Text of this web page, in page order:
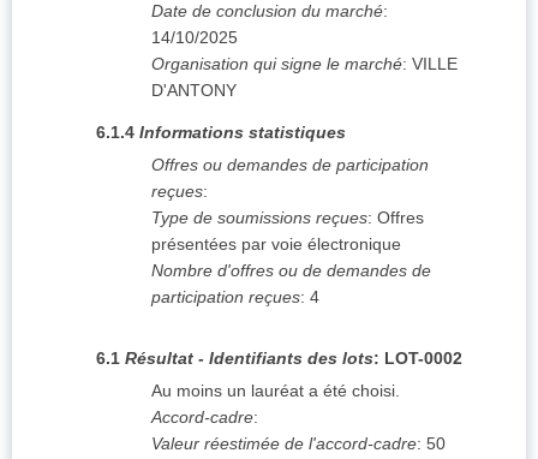
Date de conclusion du marché:
14/10/2025
Organisation qui signe le marché: VILLE
D'ANTONY
6.1.4 Informations statistiques
Offres ou demandes de participation
reçues:
Type de soumissions reçues: Offres
présentées par voie électronique
Nombre d'offres ou de demandes de
participation reçues: 4
6.1 Résultat - Identifiants des lots: LOT-0002
Au moins un lauréat a été choisi.
Accord-cadre:
Valeur réestimée de l'accord-cadre: 50